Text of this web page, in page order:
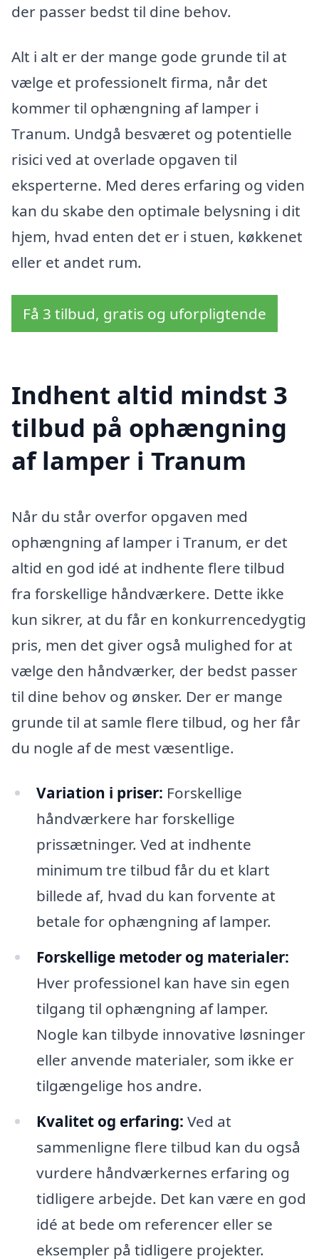
der passer bedst til dine behov.
Alt i alt er der mange gode grunde til at
vælge et professionelt firma, når det
kommer til ophængning af lamper i
Tranum. Undgå besværet og potentielle
risici ved at overlade opgaven til
eksperterne. Med deres erfaring og viden
kan du skabe den optimale belysning i dit
hjem, hvad enten det er i stuen, køkkenet
eller et andet rum.
Få 3 tilbud, gratis og uforpligtende
Indhent altid mindst 3
tilbud på ophængning
af lamper i Tranum
Når du står overfor opgaven med
ophængning af lamper i Tranum, er det
altid en god idé at indhente flere tilbud
fra forskellige håndværkere. Dette ikke
kun sikrer, at du får en konkurrencedygtig
pris, men det giver også mulighed for at
vælge den håndværker, der bedst passer
til dine behov og ønsker. Der er mange
grunde til at samle flere tilbud, og her får
du nogle af de mest væsentlige.
Variation i priser: Forskellige
håndværkere har forskellige
prissætninger. Ved at indhente
minimum tre tilbud får du et klart
billede af, hvad du kan forvente at
betale for ophængning af lamper.
Forskellige metoder og materialer:
Hver professionel kan have sin egen
tilgang til ophængning af lamper.
Nogle kan tilbyde innovative løsninger
eller anvende materialer, som ikke er
tilgængelige hos andre.
Kvalitet og erfaring: Ved at
sammenligne flere tilbud kan du også
vurdere håndværkernes erfaring og
tidligere arbejde. Det kan være en god
idé at bede om referencer eller se
eksempler på tidligere projekter.